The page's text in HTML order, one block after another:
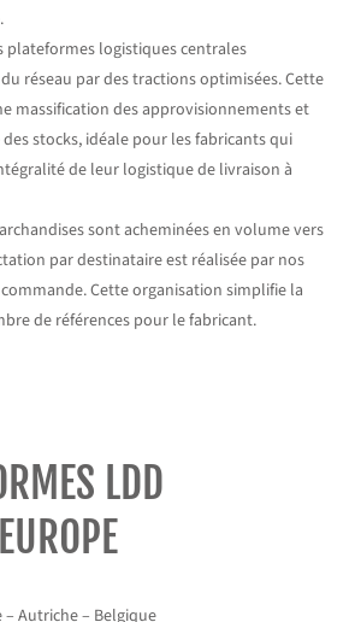
plateformes logistiques centrales
réseau par des tractions optimisées. Cette
massification des approvisionnements et
stocks, idéale pour les fabricants qui
de leur logistique de livraison à
sont acheminées en volume vers
par destinataire est réalisée par nos
Cette organisation simplifie la
de références pour le fabricant.
LDD
Autriche – Belgique